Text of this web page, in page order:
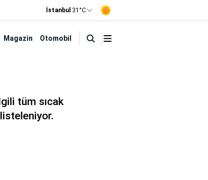
İstanbul 31°C
Magazin Otomobil
tüm sıcak